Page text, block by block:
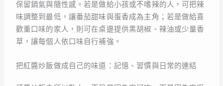
保留鍋氣與隨性感。若是做給小孩或不嗜辣的人，可把辣
味調整到最低，讓番茄甜味與蛋香成為主角；若是做給喜
歡重口味的家人，則可在桌邊提供黑胡椒、辣油或少量香
草，讓每個人依口味自行補強。
把紅醬炒飯做成自己的味道：記憶、習慣與日常的連結